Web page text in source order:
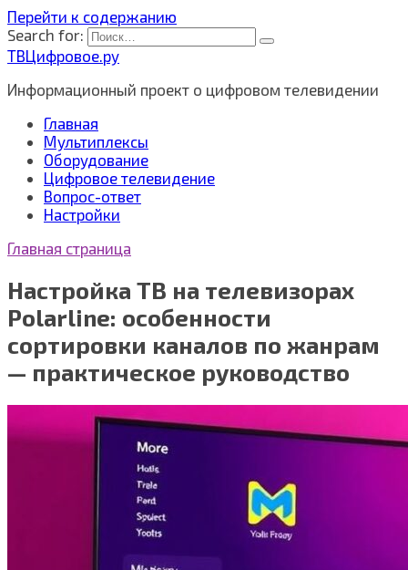
Перейти к содержанию
Search for:
ТВЦифровое.ру
Информационный проект о цифровом телевидении
Главная
Мультиплексы
Оборудование
Цифровое телевидение
Вопрос-ответ
Настройки
Главная страница
Настройка ТВ на телевизорах
Polarline: особенности
сортировки каналов по жанрам
— практическое руководство